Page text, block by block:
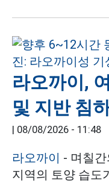
라오까이,
및 지반 침
| 08/08/2026 - 11:48
라오까이 - 며칠
지역의 토양 습도